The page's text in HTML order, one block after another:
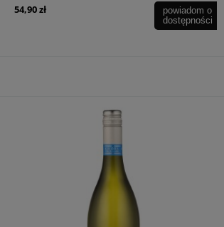
54,90 zł
powiadom o
dostępności